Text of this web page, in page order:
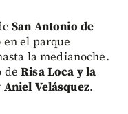
San Antonio de
el parque
la medianoche.
deRisa Loca y la
Velásquez.